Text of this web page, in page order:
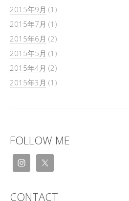
2015年9月 (1)
2015年7月 (1)
2015年6月 (2)
2015年5月 (1)
2015年4月 (2)
2015年3月 (1)
FOLLOW ME
CONTACT